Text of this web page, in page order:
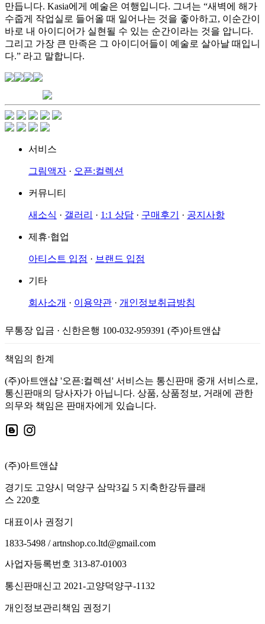
만듭니다. Kasia에게 예술은 여행입니다. 그녀는 “새벽에 해가
수줍게 작업실로 들어올 때 일어나는 것을 좋아하고, 이순간이
바로 내 아이디어가 실현될 수 있는 순간이라는 것을 압니다.
그리고 가장 큰 만족은 그 아이디어들이 예술로 살아날 때입니
다.” 라고 말합니다.
서비스
그림액자 · 오픈:컬렉션
커뮤니티
새소식 · 갤러리 · 1:1 상담 · 구매후기 · 공지사항
제휴·협업
아티스트 입점 · 브랜드 입점
기타
회사소개 · 이용약관 · 개인정보취급방침
무통장 입금 · 신한은행 100-032-959391 (주)아트앤샵
책임의 한계
(주)아트앤샵 '오픈:컬렉션' 서비스는 통신판매 중개 서비스로,
통신판매의 당사자가 아닙니다. 상품, 상품정보, 거래에 관한
의무와 책임은 판매자에게 있습니다.
(주)아트앤샵
경기도 고양시 덕양구 삼막3길 5 지축한강듀클래
스 220호
대표이사 권정기
1833-5498 / artnshop.co.ltd@gmail.com
사업자등록번호 313-87-01003
통신판매신고 2021-고양덕양구-1132
개인정보관리책임 권정기